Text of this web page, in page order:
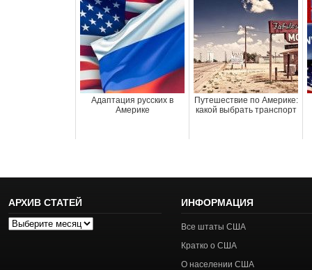
Адаптация русских в
Америке
Путешествие по Америке:
какой выбрать транспорт
АРХИВ СТАТЕЙ
Архив
ИНФОРМАЦИЯ
Все штаты США
Кратко о США
О населении США